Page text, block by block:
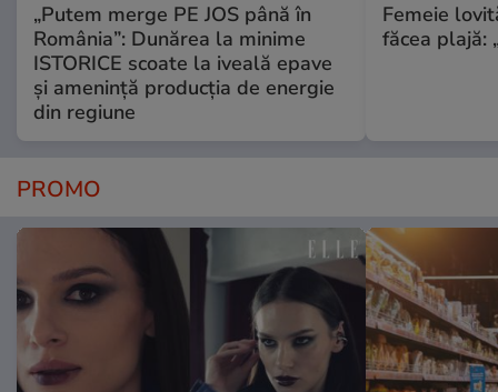
„Putem merge PE JOS până în
România”: Dunărea la minime
ISTORICE scoate la iveală epave
și amenință producția de energie
din regiune
Femeie
făcea plajă:
PROMO